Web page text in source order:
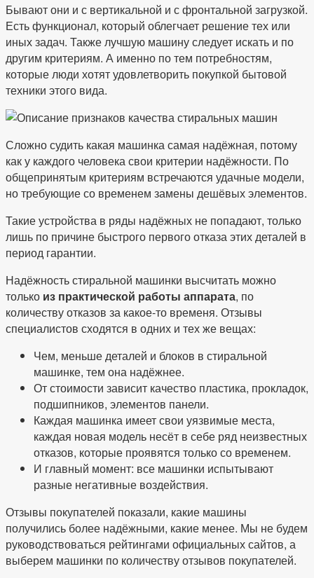
Бывают они и с вертикальной и с фронтальной загрузкой.
Есть функционал, который облегчает решение тех или
иных задач. Также лучшую машину следует искать и по
другим критериям. А именно по тем потребностям,
которые люди хотят удовлетворить покупкой бытовой
техники этого вида.
Сложно судить какая машинка самая надёжная, потому
как у каждого человека свои критерии надёжности. По
общепринятым критериям встречаются удачные модели,
но требующие со временем замены дешёвых элементов.
Такие устройства в ряды надёжных не попадают, только
лишь по причине быстрого первого отказа этих деталей в
период гарантии.
Надёжность стиральной машинки высчитать можно
только из практической работы аппарата, по
количеству отказов за какое-то временя. Отзывы
специалистов сходятся в одних и тех же вещах:
Чем, меньше деталей и блоков в стиральной
машинке, тем она надёжнее.
От стоимости зависит качество пластика, прокладок,
подшипников, элементов панели.
Каждая машинка имеет свои уязвимые места,
каждая новая модель несёт в себе ряд неизвестных
отказов, которые проявятся только со временем.
И главный момент: все машинки испытывают
разные негативные воздействия.
Отзывы покупателей показали, какие машины
получились более надёжными, какие менее. Мы не будем
руководствоваться рейтингами официальных сайтов, а
выберем машинки по количеству отзывов покупателей.